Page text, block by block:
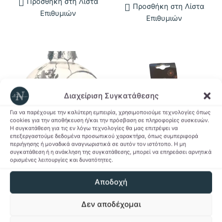
Διαχείριση Συγκατάθεσης
Για να παρέχουμε την καλύτερη εμπειρία, χρησιμοποιούμε τεχνολογίες όπως
cookies για την αποθήκευση ή/και την πρόσβαση σε πληροφορίες συσκευών.
Η συγκατάθεση για τις εν λόγω τεχνολογίες θα μας επιτρέψει να
επεξεργαστούμε δεδομένα προσωπικού χαρακτήρα, όπως συμπεριφορά
περιήγησης ή μοναδικά αναγνωριστικά σε αυτόν τον ιστότοπο. Η μη
συγκατάθεση ή η ανάκληση της συγκατάθεσης, μπορεί να επηρεάσει αρνητικά
ορισμένες λειτουργίες και δυνατότητες.
Αποδοχή
Δεν αποδέχομαι
Επιθυμιών
έχει
σελίδα
Προσθήκη στη Λίστα
Επιθυμιών
Seasonal
Χριστουγεννιάτικη
4,00€
Αυτό
Seasonal
Πορσελάνινο στολίδι
6,00€